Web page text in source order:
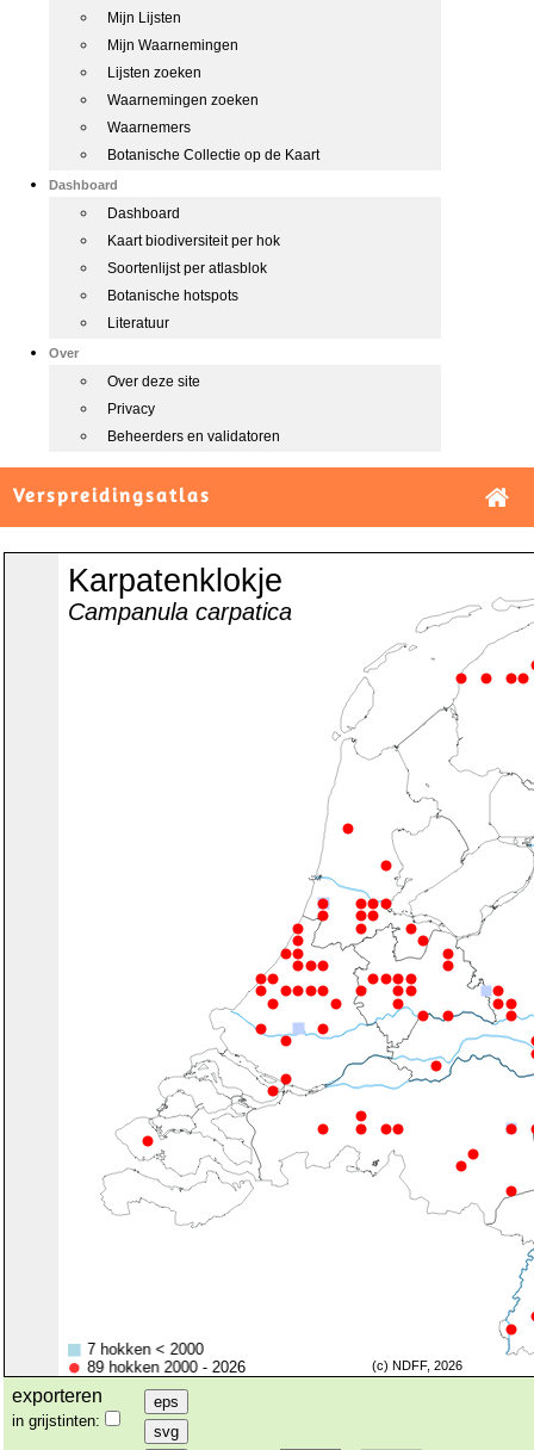
Mijn Lijsten
Mijn Waarnemingen
Lijsten zoeken
Waarnemingen zoeken
Waarnemers
Botanische Collectie op de Kaart
Dashboard
Dashboard
Kaart biodiversiteit per hok
Soortenlijst per atlasblok
Botanische hotspots
Literatuur
Over
Over deze site
Privacy
Beheerders en validatoren
Verspreidingsatlas